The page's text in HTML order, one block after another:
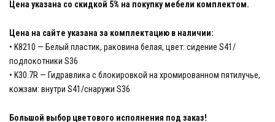
Цена указана со скидкой 5% на покупку мебели комплектом.
Цена на сайте указана за комплектацию в наличии:
• K8210 — Белый пластик, раковина белая, цвет: сидение S41/
подлокотники S36
• K30.7R — Гидравлика с блокировкой на хромированном пятилучье,
кожзам: внутри S41/снаружи S36
Большой выбор цветового исполнения под заказ!